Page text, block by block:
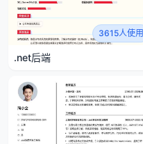
3615人使用
.net后端